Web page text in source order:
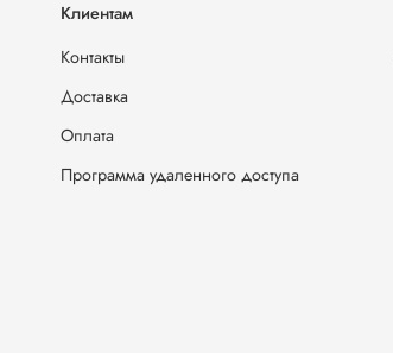
Клиентам
Контакты
Доставка
Оплата
Программа удаленного доступа